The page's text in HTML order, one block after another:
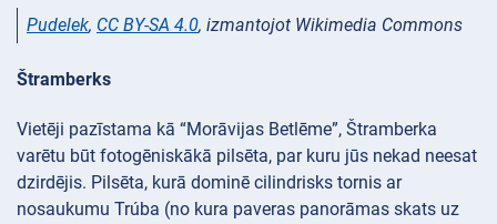
Pudelek, CC BY-SA 4.0, izmantojot Wikimedia Commons
Štramberks
Vietēji pazīstama kā “Morāvijas Betlēme”, Štramberka
varētu būt fotogēniskākā pilsēta, par kuru jūs nekad neesat
dzirdējis. Pilsēta, kurā dominē cilindrisks tornis ar
nosaukumu Trúba (no kura paveras panorāmas skats uz